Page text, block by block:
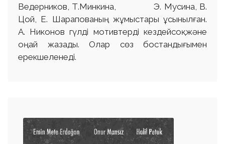
Ведерников, Т.Минкина, Э. Мусина, В.
Цой, Е. Шарапованың жұмыстары ұсынылған.
А. Никонов гүлді мотивтерді кездейсоқ және
оңай жазады. Олар сөз бостандығымен
ерекшеленеді.